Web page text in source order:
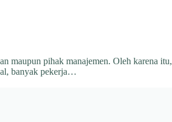
maupun pihak manajemen. Oleh karena
banyak pekerja…